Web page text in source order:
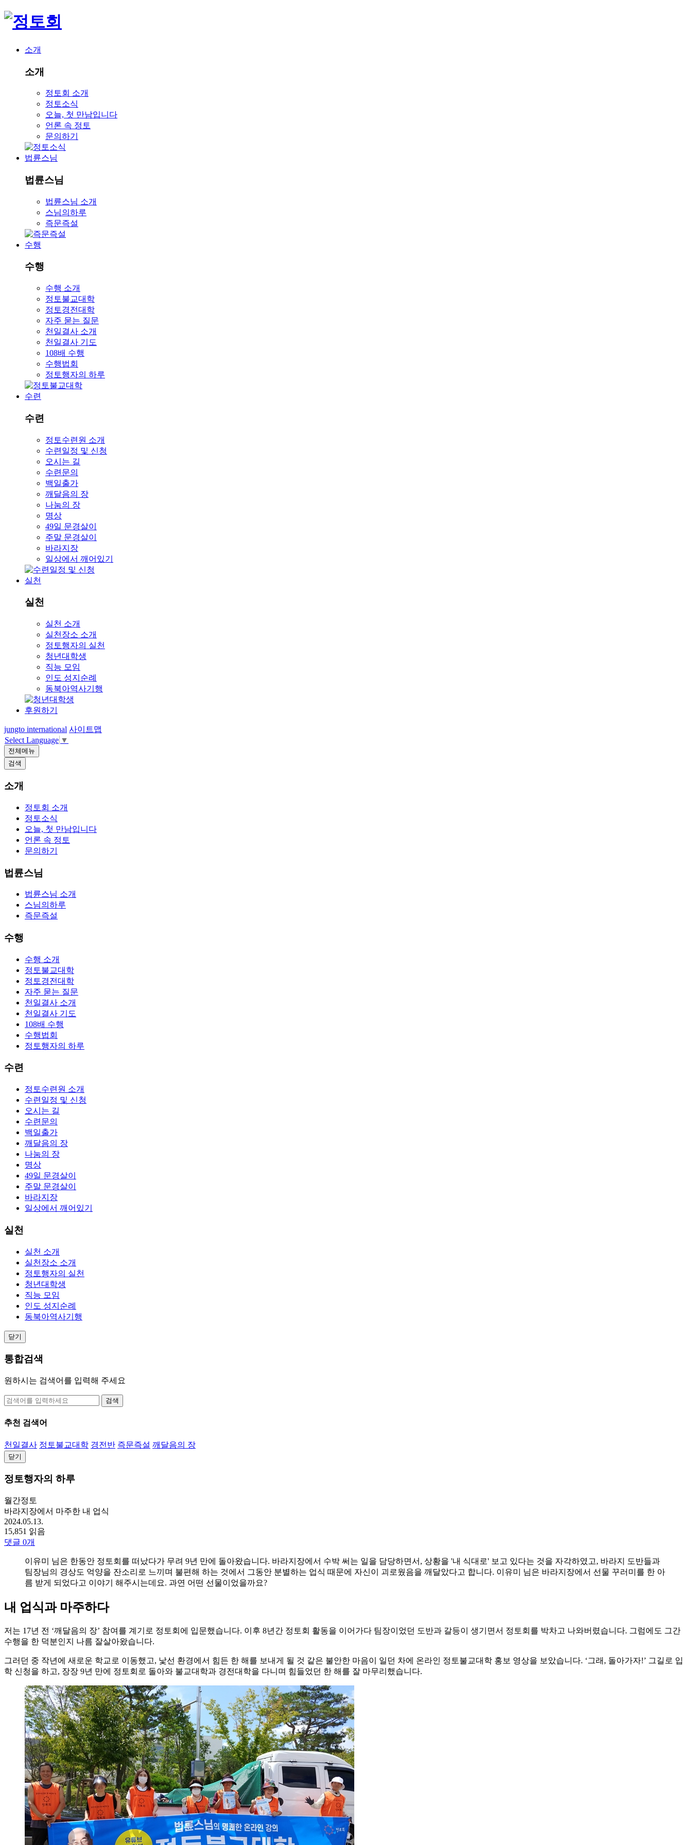
소개
소개
정토회 소개
정토소식
오늘, 첫 만남입니다
언론 속 정토
문의하기
법륜스님
법륜스님
법륜스님 소개
스님의하루
즉문즉설
수행
수행
수행 소개
정토불교대학
정토경전대학
자주 묻는 질문
천일결사 소개
천일결사 기도
108배 수행
수행법회
정토행자의 하루
수련
수련
정토수련원 소개
수련일정 및 신청
오시는 길
수련문의
백일출가
깨달음의 장
나눔의 장
명상
49일 문경살이
주말 문경살이
바라지장
일상에서 깨어있기
실천
실천
실천 소개
실천장소 소개
정토행자의 실천
청년대학생
직능 모임
인도 성지순례
동북아역사기행
후원하기
jungto international 사이트맵
Select Language ▼
전체메뉴
검색
소개
정토회 소개
정토소식
오늘, 첫 만남입니다
언론 속 정토
문의하기
법륜스님
법륜스님 소개
스님의하루
즉문즉설
수행
수행 소개
정토불교대학
정토경전대학
자주 묻는 질문
천일결사 소개
천일결사 기도
108배 수행
수행법회
정토행자의 하루
수련
정토수련원 소개
수련일정 및 신청
오시는 길
수련문의
백일출가
깨달음의 장
나눔의 장
명상
49일 문경살이
주말 문경살이
바라지장
일상에서 깨어있기
실천
실천 소개
실천장소 소개
정토행자의 실천
청년대학생
직능 모임
인도 성지순례
동북아역사기행
닫기
통합검색
원하시는 검색어를 입력해 주세요
검색
추천 검색어
천일결사 정토불교대학 경전반 즉문즉설 깨달음의 장
닫기
정토행자의 하루
월간정토
바라지장에서 마주한 내 업식
2024.05.13.
15,851 읽음
댓글 0개
이유미 님은 한동안 정토회를 떠났다가 무려 9년 만에 돌아왔습니다. 바라지장에서 수박 써는 일을 담당하면서, 상황을 '내 식대로' 보고 있다는 것을 자각하였고, 바라지 도반들과
팀장님의 경상도 억양을 잔소리로 느끼며 불편해 하는 것에서 그동안 분별하는 업식 때문에 자신이 괴로웠음을 깨달았다고 합니다. 이유미 님은 바라지장에서 선물 꾸러미를 한 아
름 받게 되었다고 이야기 해주시는데요. 과연 어떤 선물이었을까요?
내 업식과 마주하다
저는 17년 전 ‘깨달음의 장’ 참여를 계기로 정토회에 입문했습니다. 이후 8년간 정토회 활동을 이어가다 팀장이었던 도반과 갈등이 생기면서 정토회를 박차고 나와버렸습니다. 그럼에도 그간
수행을 한 덕분인지 나름 잘살아왔습니다.
그러던 중 작년에 새로운 학교로 이동했고, 낯선 환경에서 힘든 한 해를 보내게 될 것 같은 불안한 마음이 일던 차에 온라인 정토불교대학 홍보 영상을 보았습니다. ‘그래, 돌아가자!’ 그길로 입
학 신청을 하고, 장장 9년 만에 정토회로 돌아와 불교대학과 경전대학을 다니며 힘들었던 한 해를 잘 마무리했습니다.